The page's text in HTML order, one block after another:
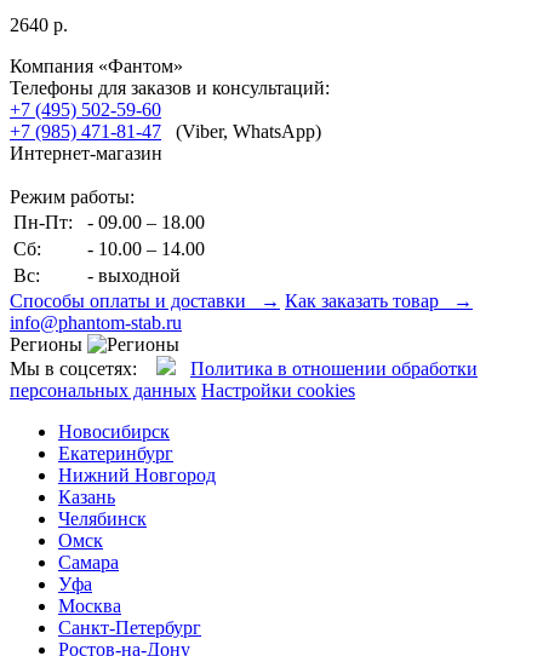
2640 р.
Компания «Фантом»
Телефоны для заказов и консультаций:
+7 (495) 502-59-60
+7 (985) 471-81-47 (Viber, WhatsApp)
Интернет-магазин
Режим работы:
Пн-Пт:
- 09.00 – 18.00
Сб:
- 10.00 – 14.00
Вс:
- выходной
Способы оплаты и доставки → Как заказать товар →
info@phantom-stab.ru
Регионы
Мы в соцсетях:
Политика в отношении обработки
персональных данных Настройки cookies
Новосибирск
Екатеринбург
Нижний Новгород
Казань
Челябинск
Омск
Самара
Уфа
Москва
Санкт-Петербург
Ростов-на-Дону